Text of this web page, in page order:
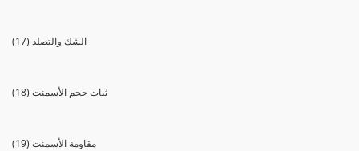
(17) الشك والتصلد
(18) ثبات حجم الأسمنت
(19) مقاومة الأسمنت